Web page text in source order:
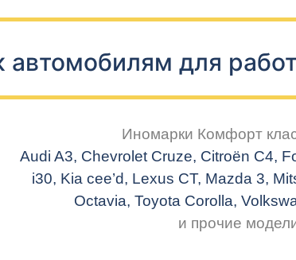
автомобилям для
Иномарки Комфорт
Audi A3, Chevrolet Cruze, Citroën C4,
i30, Kia cee’d, Lexus CT, Mazda 3,
Octavia, Toyota Corolla,
и прочие